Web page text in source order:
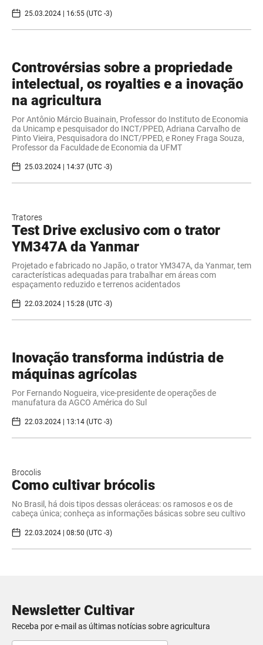
25.03.2024 | 16:55 (UTC -3)
Controvérsias sobre a propriedade
intelectual, os royalties e a inovação
na agricultura
Por Antônio Márcio Buainain, Professor do Instituto de Economia
da Unicamp e pesquisador do INCT/PPED, Adriana Carvalho de
Pinto Vieira, Pesquisadora do INCT/PPED, e Roney Fraga Souza,
Professor da Faculdade de Economia da UFMT
25.03.2024 | 14:37 (UTC -3)
Tratores
Test Drive exclusivo com o trator
YM347A da Yanmar
Projetado e fabricado no Japão, o trator YM347A, da Yanmar, tem
características adequadas para trabalhar em áreas com
espaçamento reduzido e terrenos acidentados
22.03.2024 | 15:28 (UTC -3)
Inovação transforma indústria de
máquinas agrícolas
Por Fernando Nogueira, vice-presidente de operações de
manufatura da AGCO América do Sul
22.03.2024 | 13:14 (UTC -3)
Brocolis
Como cultivar brócolis
No Brasil, há dois tipos dessas oleráceas: os ramosos e os de
cabeça única; conheça as informações básicas sobre seu cultivo
22.03.2024 | 08:50 (UTC -3)
Newsletter Cultivar
Receba por e-mail as últimas notícias sobre agricultura